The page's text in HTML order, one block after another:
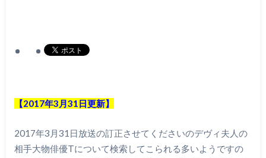
【2017年3月31日更新】
2017年3月31日放送の訂正させてくださいのデヴィ夫人の
相手大物俳優Tについて検索してこられる多いようですの